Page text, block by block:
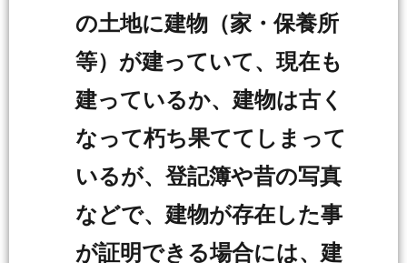
の土地に建物（家・保養所
等）が建っていて、現在も
建っているか、建物は古く
なって朽ち果ててしまって
いるが、登記簿や昔の写真
などで、建物が存在した事
が証明できる場合には、建